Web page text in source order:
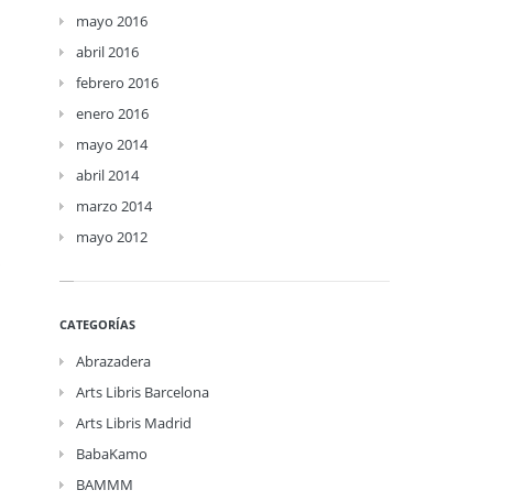
mayo 2016
abril 2016
febrero 2016
enero 2016
mayo 2014
abril 2014
marzo 2014
mayo 2012
CATEGORÍAS
Abrazadera
Arts Libris Barcelona
Arts Libris Madrid
BabaKamo
BAMMM